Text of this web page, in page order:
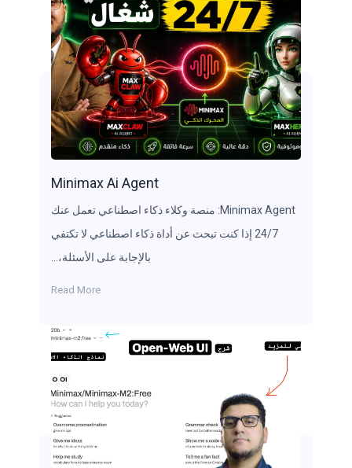
Minimax Ai Agent
Minimax Agent: منصة وكلاء ذكاء اصطناعي تعمل عنك
24/7 إذا كنت تبحث عن أداة ذكاء اصطناعي لا تكتفي
بالإجابة على الأسئلة،…
Read More